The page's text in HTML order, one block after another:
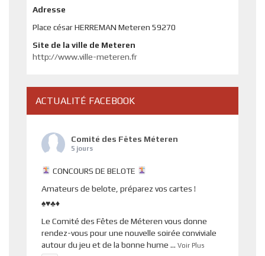
Adresse
Place césar HERREMAN Meteren 59270
Site de la ville de Meteren
http://www.ville-meteren.fr
ACTUALITÉ FACEBOOK
Comité des Fêtes Méteren
5 jours
CONCOURS DE BELOTE
Amateurs de belote, préparez vos cartes !
♠️♥️♣️♦️
Le Comité des Fêtes de Méteren vous donne
rendez-vous pour une nouvelle soirée conviviale
autour du jeu et de la bonne hume ... Voir Plus